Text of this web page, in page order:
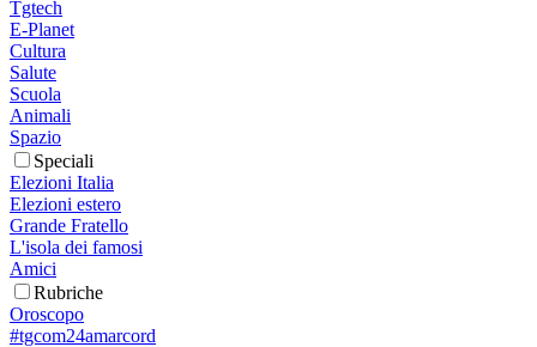
Tgtech
E-Planet
Cultura
Salute
Scuola
Animali
Spazio
Speciali
Elezioni Italia
Elezioni estero
Grande Fratello
L'isola dei famosi
Amici
Rubriche
Oroscopo
#tgcom24amarcord